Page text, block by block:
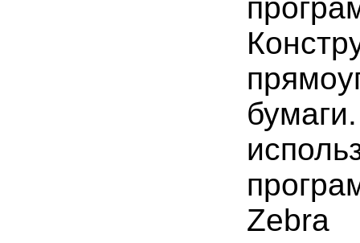
Zebra